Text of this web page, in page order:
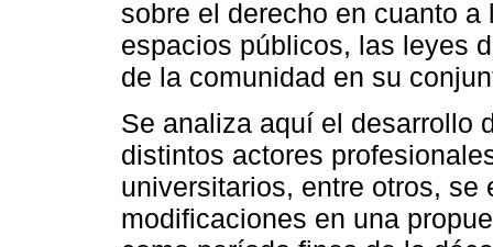
sobre el derecho en cuanto
espacios públicos, las leyes
de la comunidad en su
Se analiza aquí el desarrollo
distintos actores
universitarios, entre otros, se
modificaciones en una